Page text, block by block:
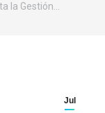
la Gestión…
Jul